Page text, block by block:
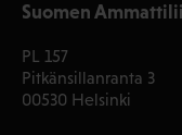
Suomen
PL 157
Pitkänsillanranta 3
00530 Helsinki